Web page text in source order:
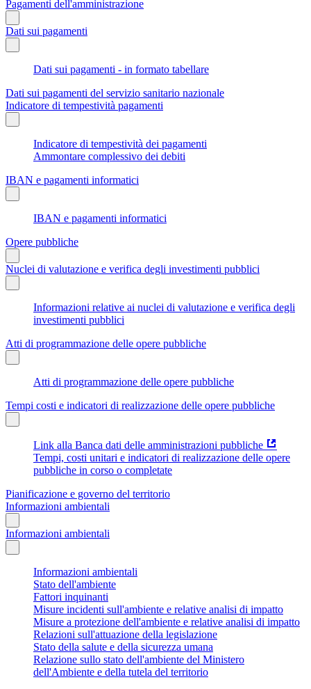
Pagamenti dell'amministrazione
Dati sui pagamenti
Dati sui pagamenti - in formato tabellare
Dati sui pagamenti del servizio sanitario nazionale
Indicatore di tempestività pagamenti
Indicatore di tempestività dei pagamenti
Ammontare complessivo dei debiti
IBAN e pagamenti informatici
IBAN e pagamenti informatici
Opere pubbliche
Nuclei di valutazione e verifica degli investimenti pubblici
Informazioni relative ai nuclei di valutazione e verifica degli
investimenti pubblici
Atti di programmazione delle opere pubbliche
Atti di programmazione delle opere pubbliche
Tempi costi e indicatori di realizzazione delle opere pubbliche
Link alla Banca dati delle amministrazioni pubbliche
Tempi, costi unitari e indicatori di realizzazione delle opere
pubbliche in corso o completate
Pianificazione e governo del territorio
Informazioni ambientali
Informazioni ambientali
Informazioni ambientali
Stato dell'ambiente
Fattori inquinanti
Misure incidenti sull'ambiente e relative analisi di impatto
Misure a protezione dell'ambiente e relative analisi di impatto
Relazioni sull'attuazione della legislazione
Stato della salute e della sicurezza umana
Relazione sullo stato dell'ambiente del Ministero
dell'Ambiente e della tutela del territorio